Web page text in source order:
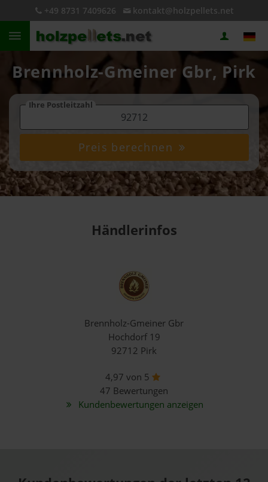
+49 8731 7409626 kontakt@holzpellets.net
Brennholz-Gmeiner Gbr, Pirk
Ihre Postleitzahl
Preis berechnen
Händlerinfos
Brennholz-Gmeiner Gbr
Hochdorf 19
92712 Pirk
4,97 von 5
47 Bewertungen
Kundenbewertungen anzeigen